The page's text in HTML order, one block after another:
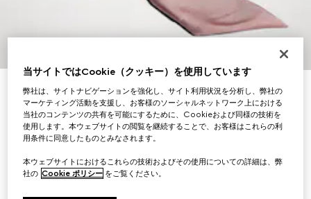
プリント シルクツイル リボン
￥35,200
（税込）
バリエーションマルチカラー
当サイトではCookie（クッキー）を使用しています
弊社は、サイトナビゲーションを強化し、サイト利用状況を分析し、弊社の
マーケティング活動を支援し、お客様のソーシャルネットワーク上における
当社のコンテンツの共有を可能にするために、Cookieおよび同様の技術を
使用します。本ウェブサイトの閲覧を継続することで、お客様はこれらの利
用条件に同意したものとみなされます。
本ウェブサイトにおけるこれらの技術およびその使用についての詳細は、弊
社の Cookie ポリシー をご覧ください。